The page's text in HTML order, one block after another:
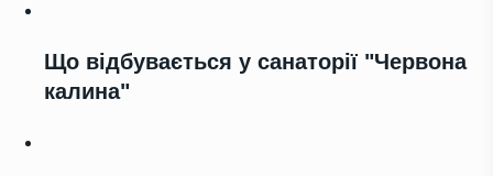
Що відбувається у санаторії "Червона
калина"